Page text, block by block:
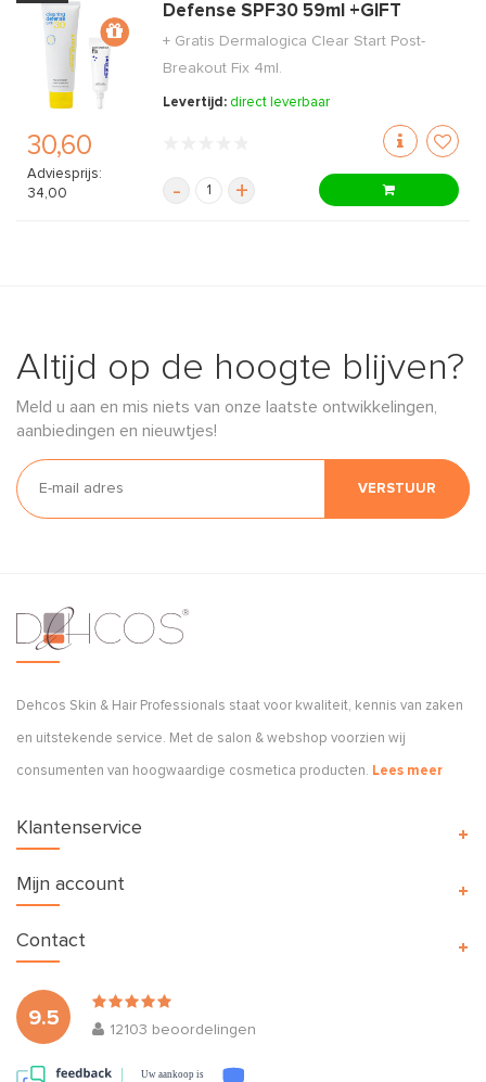
30,60
Adviesprijs:
34,00
Defense SPF30 59ml +GIFT
+ Gratis Dermalogica Clear Start Post-
Breakout Fix 4ml.
Levertijd: direct leverbaar
- +
Altijd op de hoogte blijven?
Meld u aan en mis niets van onze laatste ontwikkelingen,
aanbiedingen en nieuwtjes!
VERSTUUR
Dehcos Skin & Hair Professionals staat voor kwaliteit, kennis van zaken
en uitstekende service. Met de salon & webshop voorzien wij
consumenten van hoogwaardige cosmetica producten. Lees meer
Klantenservice
Mijn account
9.5
12103 beoordelingen
Uw aankoop is
Contact